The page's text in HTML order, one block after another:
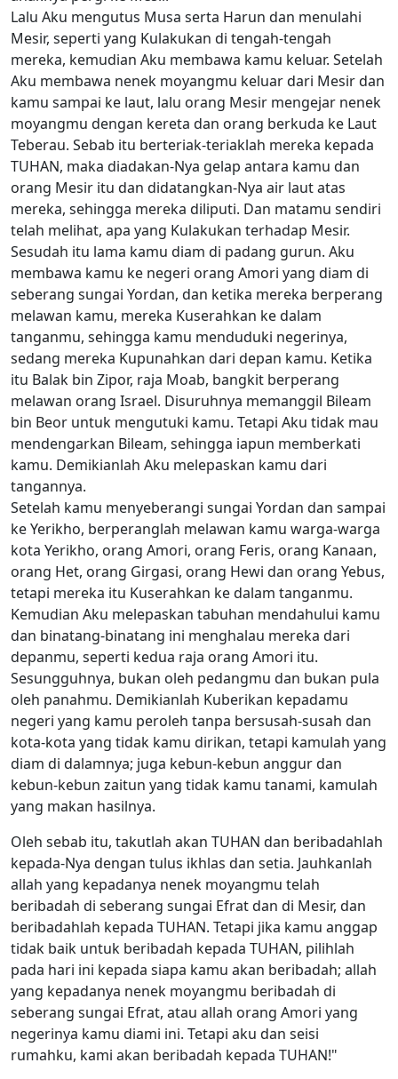
Lalu Aku mengutus Musa serta Harun dan menulahi
Mesir, seperti yang Kulakukan di tengah-tengah
mereka, kemudian Aku membawa kamu keluar. Setelah
Aku membawa nenek moyangmu keluar dari Mesir dan
kamu sampai ke laut, lalu orang Mesir mengejar nenek
moyangmu dengan kereta dan orang berkuda ke Laut
Teberau. Sebab itu berteriak-teriaklah mereka kepada
TUHAN, maka diadakan-Nya gelap antara kamu dan
orang Mesir itu dan didatangkan-Nya air laut atas
mereka, sehingga mereka diliputi. Dan matamu sendiri
telah melihat, apa yang Kulakukan terhadap Mesir.
Sesudah itu lama kamu diam di padang gurun. Aku
membawa kamu ke negeri orang Amori yang diam di
seberang sungai Yordan, dan ketika mereka berperang
melawan kamu, mereka Kuserahkan ke dalam
tanganmu, sehingga kamu menduduki negerinya,
sedang mereka Kupunahkan dari depan kamu. Ketika
itu Balak bin Zipor, raja Moab, bangkit berperang
melawan orang Israel. Disuruhnya memanggil Bileam
bin Beor untuk mengutuki kamu. Tetapi Aku tidak mau
mendengarkan Bileam, sehingga iapun memberkati
kamu. Demikianlah Aku melepaskan kamu dari
tangannya.
Setelah kamu menyeberangi sungai Yordan dan sampai
ke Yerikho, berperanglah melawan kamu warga-warga
kota Yerikho, orang Amori, orang Feris, orang Kanaan,
orang Het, orang Girgasi, orang Hewi dan orang Yebus,
tetapi mereka itu Kuserahkan ke dalam tanganmu.
Kemudian Aku melepaskan tabuhan mendahului kamu
dan binatang-binatang ini menghalau mereka dari
depanmu, seperti kedua raja orang Amori itu.
Sesungguhnya, bukan oleh pedangmu dan bukan pula
oleh panahmu. Demikianlah Kuberikan kepadamu
negeri yang kamu peroleh tanpa bersusah-susah dan
kota-kota yang tidak kamu dirikan, tetapi kamulah yang
diam di dalamnya; juga kebun-kebun anggur dan
kebun-kebun zaitun yang tidak kamu tanami, kamulah
yang makan hasilnya.
Oleh sebab itu, takutlah akan TUHAN dan beribadahlah
kepada-Nya dengan tulus ikhlas dan setia. Jauhkanlah
allah yang kepadanya nenek moyangmu telah
beribadah di seberang sungai Efrat dan di Mesir, dan
beribadahlah kepada TUHAN. Tetapi jika kamu anggap
tidak baik untuk beribadah kepada TUHAN, pilihlah
pada hari ini kepada siapa kamu akan beribadah; allah
yang kepadanya nenek moyangmu beribadah di
seberang sungai Efrat, atau allah orang Amori yang
negerinya kamu diami ini. Tetapi aku dan seisi
rumahku, kami akan beribadah kepada TUHAN!"